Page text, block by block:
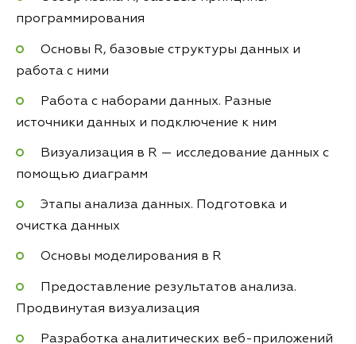
программирования
Основы R, базовые структуры данных и
работа с ними
Работа с наборами данных. Разные
источники данных и подключение к ним
Визуализация в R — исследование данных с
помощью диаграмм
Этапы анализа данных. Подготовка и
очистка данных
Основы моделирования в R
Предоставление результатов анализа.
Продвинутая визуализация
Разработка аналитических веб-приложений